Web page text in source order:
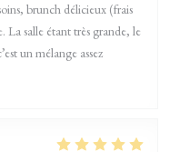
brunch délicieux (frais
salle étant très grande, le
un mélange assez